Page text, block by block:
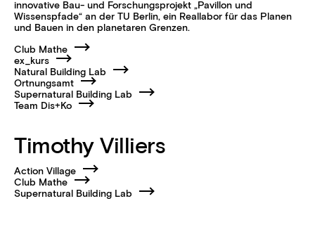
innovative Bau- und Forschungsprojekt „Pavillon und
Wissenspfade“ an der TU Berlin, ein Reallabor für das Planen
und Bauen in den planetaren Grenzen.
Club Mathe
ex_kurs
Natural Building Lab
Ortnungsamt
Supernatural Building Lab
Team Dis+Ko
Timothy Villiers
Action Village
Club Mathe
Supernatural Building Lab